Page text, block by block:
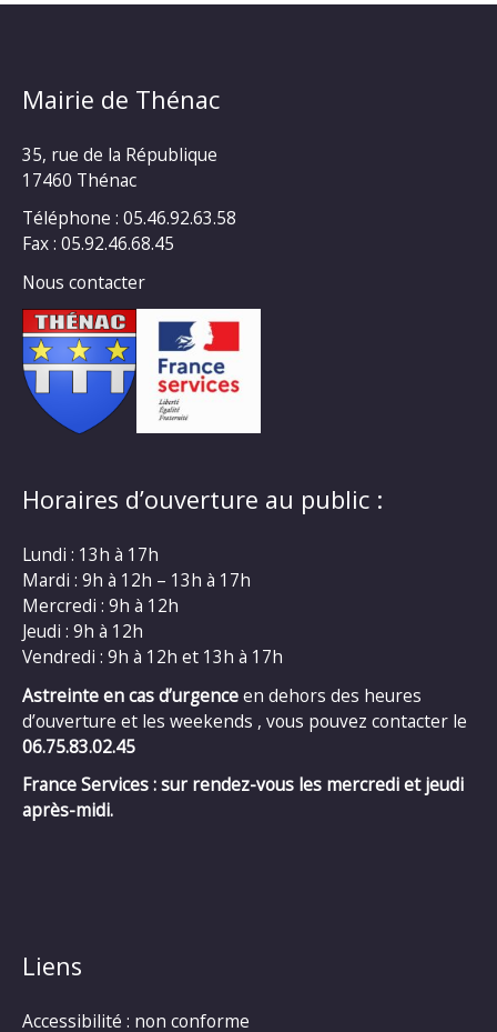
Mairie de Thénac
35, rue de la République
17460 Thénac
Téléphone : 05.46.92.63.58
Fax : 05.92.46.68.45
Nous contacter
Horaires d’ouverture au public :
Lundi : 13h à 17h
Mardi : 9h à 12h – 13h à 17h
Mercredi : 9h à 12h
Jeudi : 9h à 12h
Vendredi : 9h à 12h et 13h à 17h
Astreinte en cas d’urgenceen dehors des heures
d’ouverture et les weekends , vous pouvez contacter le
06.75.83.02.45
France Services : sur rendez-vous les mercredi et jeudi
après-midi.
Liens
Accessibilité : non conforme